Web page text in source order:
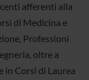
afferenti alla
di Medicina e
Professioni
oltre a
in Corsi di Laurea